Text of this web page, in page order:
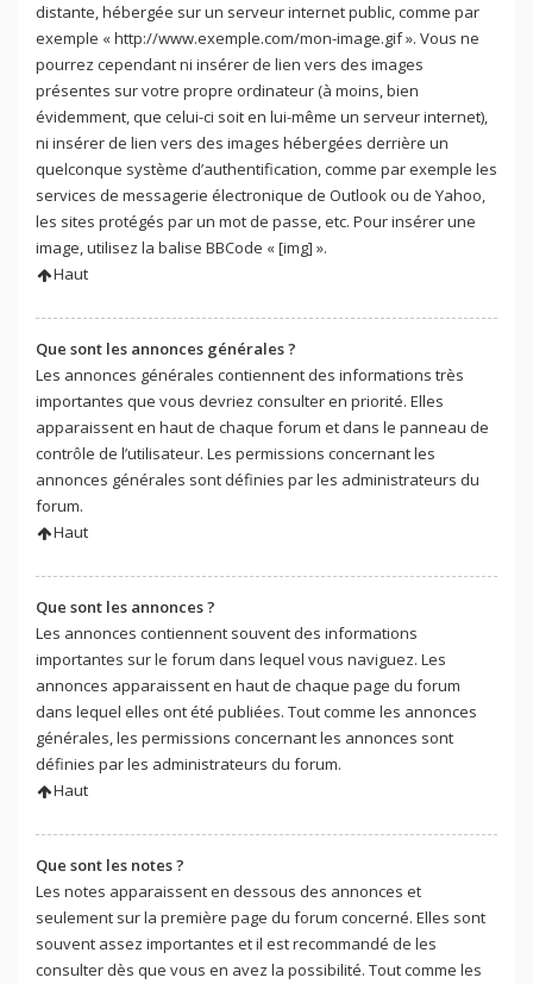
distante, hébergée sur un serveur internet public, comme par
exemple « http://www.exemple.com/mon-image.gif ». Vous ne
pourrez cependant ni insérer de lien vers des images
présentes sur votre propre ordinateur (à moins, bien
évidemment, que celui-ci soit en lui-même un serveur internet),
ni insérer de lien vers des images hébergées derrière un
quelconque système d’authentification, comme par exemple les
services de messagerie électronique de Outlook ou de Yahoo,
les sites protégés par un mot de passe, etc. Pour insérer une
image, utilisez la balise BBCode « [img] ».
Haut
Que sont les annonces générales ?
Les annonces générales contiennent des informations très
importantes que vous devriez consulter en priorité. Elles
apparaissent en haut de chaque forum et dans le panneau de
contrôle de l’utilisateur. Les permissions concernant les
annonces générales sont définies par les administrateurs du
forum.
Haut
Que sont les annonces ?
Les annonces contiennent souvent des informations
importantes sur le forum dans lequel vous naviguez. Les
annonces apparaissent en haut de chaque page du forum
dans lequel elles ont été publiées. Tout comme les annonces
générales, les permissions concernant les annonces sont
définies par les administrateurs du forum.
Haut
Que sont les notes ?
Les notes apparaissent en dessous des annonces et
seulement sur la première page du forum concerné. Elles sont
souvent assez importantes et il est recommandé de les
consulter dès que vous en avez la possibilité. Tout comme les